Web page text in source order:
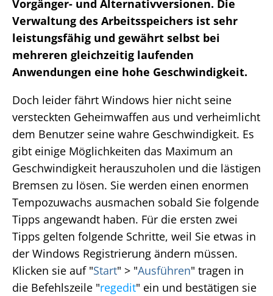
Vorgänger- und Alternativversionen. Die
Verwaltung des Arbeitsspeichers ist sehr
leistungsfähig und gewährt selbst bei
mehreren gleichzeitig laufenden
Anwendungen eine hohe Geschwindigkeit.
Doch leider fährt Windows hier nicht seine
versteckten Geheimwaffen aus und verheimlicht
dem Benutzer seine wahre Geschwindigkeit. Es
gibt einige Möglichkeiten das Maximum an
Geschwindigkeit herauszuholen und die lästigen
Bremsen zu lösen. Sie werden einen enormen
Tempozuwachs ausmachen sobald Sie folgende
Tipps angewandt haben. Für die ersten zwei
Tipps gelten folgende Schritte, weil Sie etwas in
der Windows Registrierung ändern müssen.
Klicken sie auf "Start" > "Ausführen" tragen in
die Befehlszeile "regedit" ein und bestätigen sie